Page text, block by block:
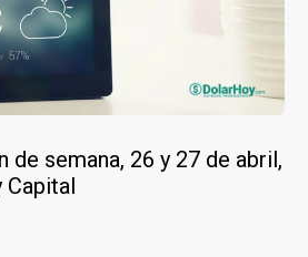
de semana, 26 y 27 de abril,
Capital